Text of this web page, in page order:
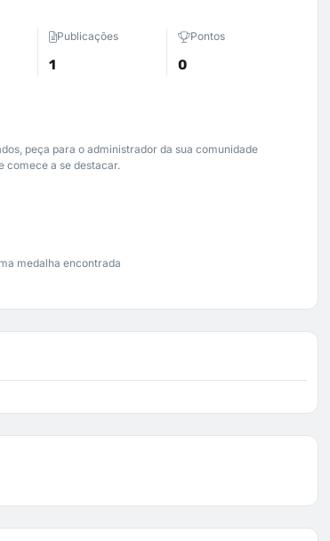
Publicações
1
Pontos
0
peça para o administrador da sua comunidade
comece a se destacar.
medalha encontrada